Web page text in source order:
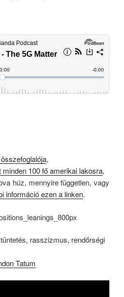
,
minden 100 fő amerikai lakosra,
húz, mennyire független, vagy
információ ezen a linken.
rasszizmus, rendőrségi
Tatum